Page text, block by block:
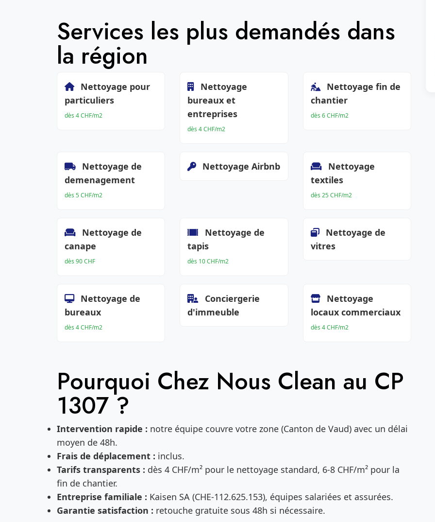
Services les plus demandés dans
la région
Nettoyage pour
particuliers
dès 4 CHF/m2
Nettoyage
bureaux et
entreprises
dès 4 CHF/m2
Nettoyage fin de
chantier
dès 6 CHF/m2
Nettoyage de
demenagement
dès 5 CHF/m2
Nettoyage Airbnb
Nettoyage
textiles
dès 25 CHF/m2
Nettoyage de
canape
dès 90 CHF
Nettoyage de
tapis
dès 10 CHF/m2
Nettoyage de
vitres
Nettoyage de
bureaux
dès 4 CHF/m2
Conciergerie
d'immeuble
Nettoyage
locaux commerciaux
dès 4 CHF/m2
Pourquoi Chez Nous Clean au CP
1307 ?
Intervention rapide : notre équipe couvre votre zone (Canton de Vaud) avec un délai
moyen de 48h.
Frais de déplacement : inclus.
Tarifs transparents : dès 4 CHF/m² pour le nettoyage standard, 6-8 CHF/m² pour la
fin de chantier.
Entreprise familiale : Kaisen SA (CHE-112.625.153), équipes salariées et assurées.
Garantie satisfaction : retouche gratuite sous 48h si nécessaire.